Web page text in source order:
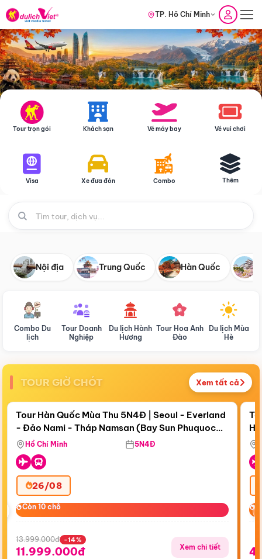
TP. Hồ Chí Minh
Tour trọn gói Khách sạn Vé máy bay Vé vui chơi
Visa Xe đưa đón Combo Thêm
Nội địa Trung Quốc Hàn Quốc
Combo Du
lịch
Tour Doanh
Nghiệp
Du lịch Hành
Hương
Tour Hoa Anh
Đào
Du lịch Mùa
Hè
TOUR GIỜ CHÓT Xem tất cả
Còn19 ngày 08:12:01
Điểm nổi bật
Tour Hàn Quốc Mùa Thu 5N4Đ | Seoul - Everland
- Đảo Nami - Tháp Namsan (Bay Sun Phuquoc
Airways)
Hồ Chí Minh 5N4Đ
26/08
Còn 10 chỗ
Còn 10 chỗ
13.999.000đ -14%
11.999.000đ Xem chi tiết